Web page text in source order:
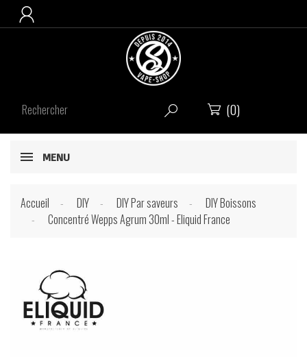

  (0)
MENU
Accueil DIY DIY Par saveurs
DIY Boissons
Concentré Wepps Agrum 30ml - Eliquid France